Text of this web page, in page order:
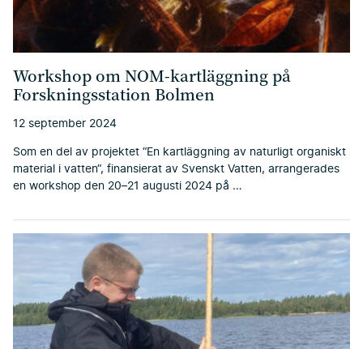
Workshop om NOM-kartläggning på
Forskningsstation Bolmen
12 september 2024
Som en del av projektet “En kartläggning av naturligt organiskt
material i vatten“, finansierat av Svenskt Vatten, arrangerades
en workshop den 20–21 augusti 2024 på …